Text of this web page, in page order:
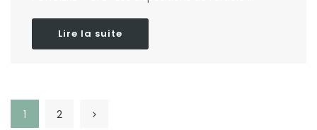
Lire la suite
1 2